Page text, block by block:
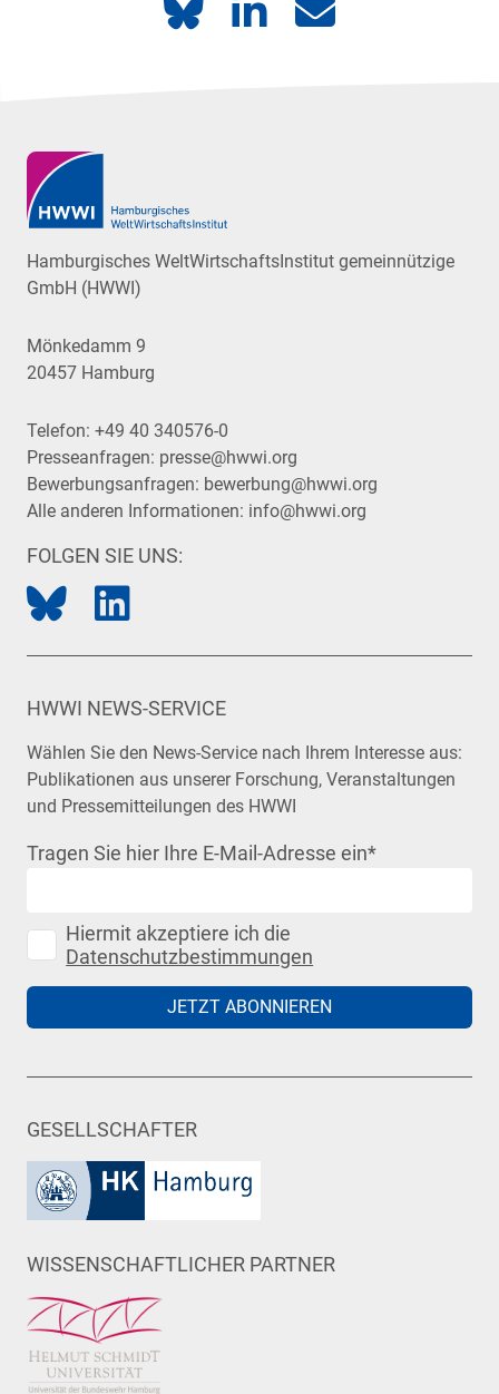
Hamburgisches WeltWirtschaftsInstitut gemeinnützige
GmbH (HWWI)
Mönkedamm 9
20457 Hamburg
Telefon: +49 40 340576-0
Presseanfragen: presse@hwwi.org
Bewerbungsanfragen: bewerbung@hwwi.org
Alle anderen Informationen: info@hwwi.org
FOLGEN SIE UNS:
HWWI NEWS-SERVICE
Wählen Sie den News-Service nach Ihrem Interesse aus:
Publikationen aus unserer Forschung, Veranstaltungen
und Pressemitteilungen des HWWI
Tragen Sie hier Ihre E-Mail-Adresse ein*
Hiermit akzeptiere ich die
Datenschutzbestimmungen
JETZT ABONNIEREN
GESELLSCHAFTER
WISSENSCHAFTLICHER PARTNER